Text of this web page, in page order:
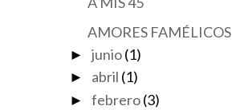
AMORES FAMÉLICOS
► junio (1)
► abril (1)
► febrero (3)